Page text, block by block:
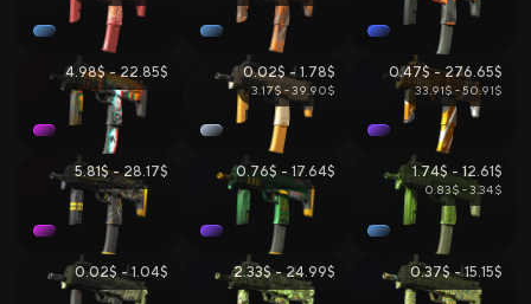
4.98$ - 22.85$ 0.02$ - 1.78$
3.17$ - 39.90$
0.47$ - 276.65$
33.91$ - 50.91$
5.81$ - 28.17$ 0.76$ - 17.64$ 1.74$ - 12.61$
0.83$ - 3.34$
0.02$ - 1.04$ 2.33$ - 24.99$ 0.37$ - 15.15$